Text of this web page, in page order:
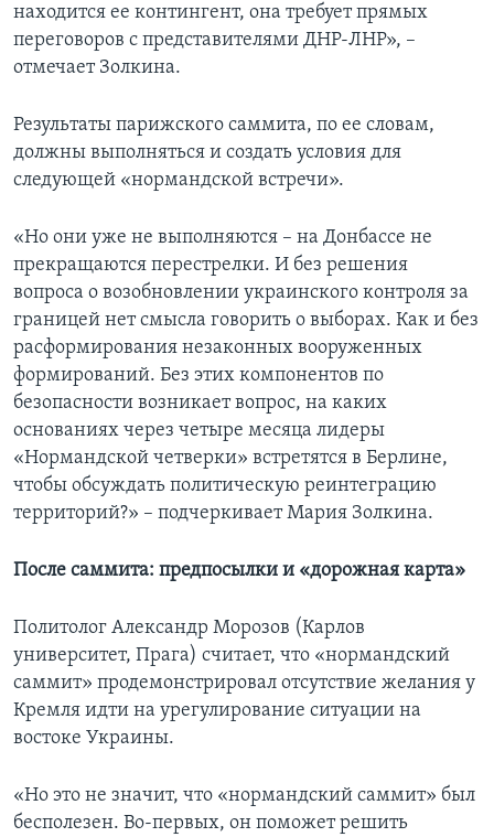
находится ее контингент, она требует прямых
переговоров с представителями ДНР-ЛНР», –
отмечает Золкина.
Результаты парижского саммита, по ее словам,
должны выполняться и создать условия для
следующей «нормандской встречи».
«Но они уже не выполняются – на Донбассе не
прекращаются перестрелки. И без решения
вопроса о возобновлении украинского контроля за
границей нет смысла говорить о выборах. Как и без
расформирования незаконных вооруженных
формирований. Без этих компонентов по
безопасности возникает вопрос, на каких
основаниях через четыре месяца лидеры
«Нормандской четверки» встретятся в Берлине,
чтобы обсуждать политическую реинтеграцию
территорий?» – подчеркивает Мария Золкина.
После саммита: предпосылки и «дорожная карта»
Политолог Александр Морозов (Карлов
университет, Прага) считает, что «нормандский
саммит» продемонстрировал отсутствие желания у
Кремля идти на урегулирование ситуации на
востоке Украины.
«Но это не значит, что «нормандский саммит» был
бесполезен. Во-первых, он поможет решить